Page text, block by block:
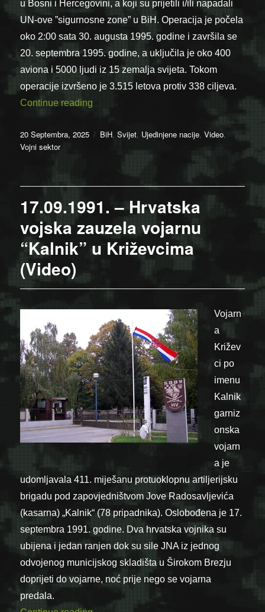
u Bosni i Hercegovini, a koji su prijetili i/ili napadali
UN-ove ”sigurnosne zone” u BiH. Operacija je počela
oko 2:00 sata 30. augusta 1995. godine i završila se
20. septembra 1995. godine, a uključila je oko 400
aviona i 5000 ljudi iz 15 zemalja svijeta. Tokom
operacije izvršeno je 3.515 letova protiv 338 ciljeva.
Continue reading “20.09.1995. – Okončana vojna
Posted
on
20 Septembra, 2025 Categories
BiH,Svijet, Ujedinjene nacije,Video,
Vojni sektor
17.09.1991. – Hrvatska
vojska zauzela vojarnu
“Kalnik” u Križevcima
(Video)
Vojarn
a
Križev
ci po
imenu
Kalnik
garniz
onska
vojarn
a je
udomljavala 411. miješanu protuoklopnu artiljerijsku
brigadu pod zapovjedništvom Jove Radosavljevića
(kasarna) „Kalnik“ (78 pripadnika). Oslobođena je 17.
septembra 1991. godine. Dva hrvatska vojnika su
ubijena i jedan ranjen dok su sile JNA iz jednog
odvojenog municijskog skladišta u Širokom Brezju
doprijeti do vojarne, noć prije nego se vojarna
predala.